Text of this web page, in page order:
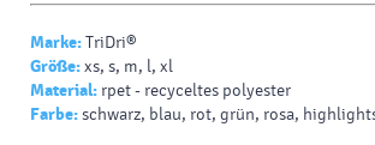
Marke:TriDri®
Größe:xs, s, m, l, xl
Material: rpet - recyceltes polyester
Farbe:schwarz, blau, rot, grün, rosa,